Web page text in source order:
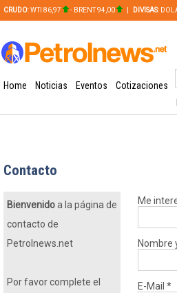
CRUDO: WTI 86,97 - BRENT 94,00 DIVISAS:
Home Noticias Eventos
Cotizaciones
Contacto
Bienvenidoa la página de
contacto de
Petrolnews.net
Por favor complete el
Me
Nombre
E-Mail *